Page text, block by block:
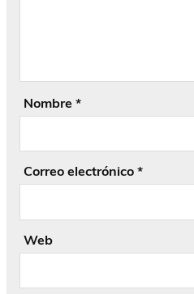
Nombre *
Correo electrónico *
Web